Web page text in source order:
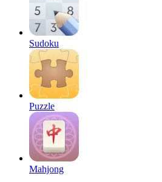
Sudoku
Puzzle
Mahjong